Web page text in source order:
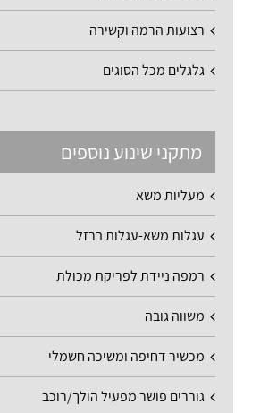
רצועות הרמה וקשירה
גלגלים מכל הסוגים
מתקני שינוע נוספים
מעליות משא
עגלות משא-עגלות ברזל
רמפה ניידת לפריקת מכולת
משווה גובה
מכשיר דחיפה ומשיכה חשמלי
גוררים פושר מפעיל הולך/רוכב